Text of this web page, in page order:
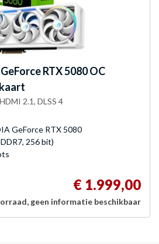
RTX 5080 OC
2.1, DLSS 4
GeForce RTX 5080
256 bit)
€ 1.999,00
geen informatie beschikbaar